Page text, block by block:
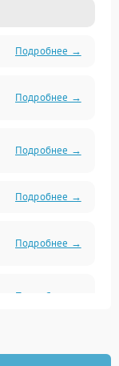
Подробнее →
Подробнее →
Подробнее →
Подробнее →
Подробнее →
Подробнее →